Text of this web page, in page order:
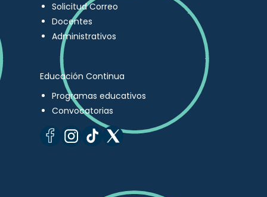
Solicitud Correo
Docentes
Administrativos
Educación Continua
Programas educativos
Convocatorias